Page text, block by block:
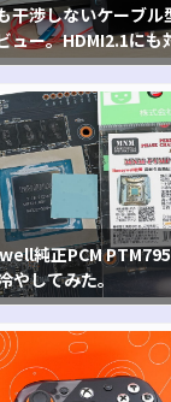
干渉しないケーブル
ュー。HDMI2.1にも
純正PCM
やしてみた。